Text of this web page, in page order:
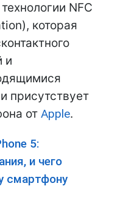
NFC
которая
и
присутствует
от Apple.
5:
и чего
смартфону